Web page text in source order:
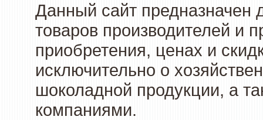
Данный сайт предназначен
товаров производителей и
приобретения, ценах и
исключительно о
шоколадной продукции, а
компаниями.